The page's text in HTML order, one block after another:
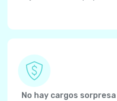
No hay cargos sorpresa